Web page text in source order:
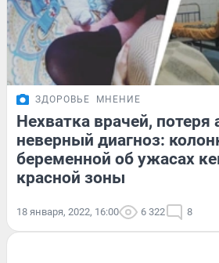
ЗДОРОВЬЕ МНЕНИЕ
Нехватка врачей, потеря
неверный диагноз:
беременной об ужасах
красной зоны
18 января, 2022, 16:00 6 322 8